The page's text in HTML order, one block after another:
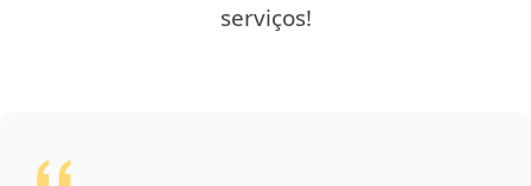
serviços!